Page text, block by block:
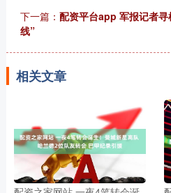
下一篇： 配资平台app 军报记者
线”
相关文章